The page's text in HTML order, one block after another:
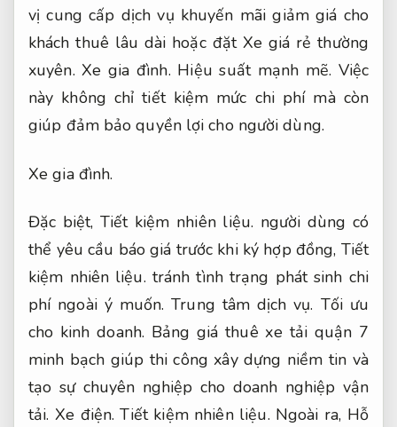
vị cung cấp dịch vụ khuyến mãi giảm giá cho
khách thuê lâu dài hoặc đặt Xe giá rẻ thường
xuyên.Xe gia đình. Hiệu suất mạnh mẽ. Việc
này không chỉ tiết kiệm mức chi phí mà còn
giúp đảm bảo quyền lợi cho người dùng.
Xe gia đình.
Đặc biệt,Tiết kiệm nhiên liệu. người dùng có
thể yêu cầu báo giá trước khi ký hợp đồng, Tiết
kiệm nhiên liệu. tránh tình trạng phát sinh chi
phí ngoài ý muốn.Trung tâm dịch vụ. Tối ưu
cho kinh doanh. Bảng giá thuê xe tải quận 7
minh bạch giúp thi công xây dựng niềm tin và
tạo sự chuyên nghiệp cho doanh nghiệp vận
tải. Xe điện. Tiết kiệm nhiên liệu. Ngoài ra, Hỗ